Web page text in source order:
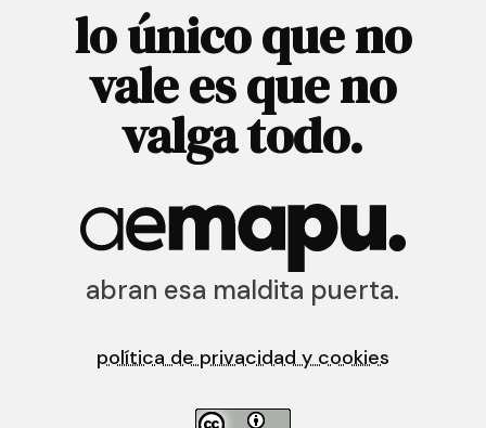
lo único que no
vale es que no
valga todo.
abran esa maldita puerta.
política de privacidad y cookies